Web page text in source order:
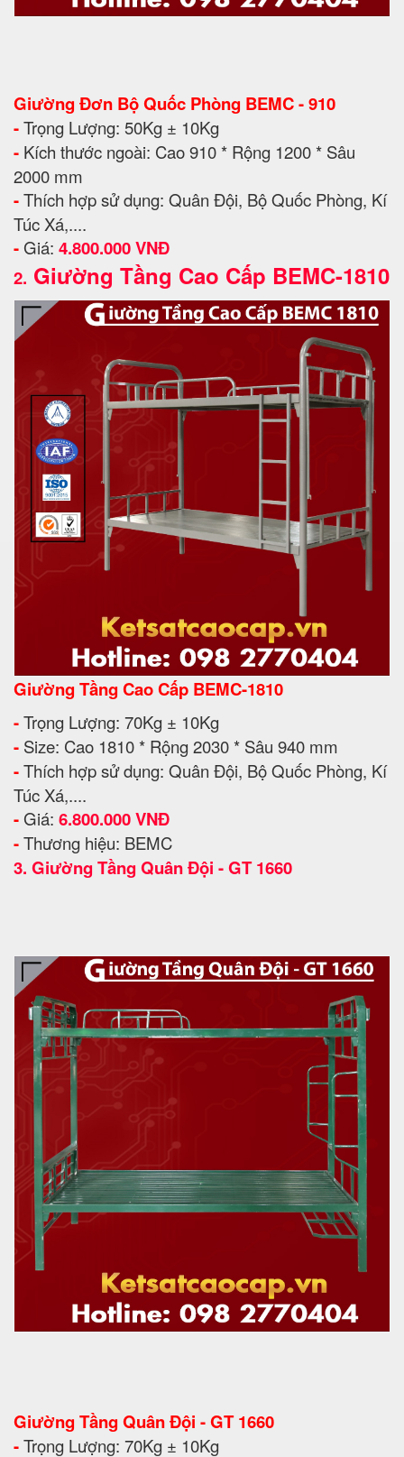
Giường Đơn Bộ Quốc Phòng BEMC - 910
-Trọng Lượng: 50Kg ± 10Kg
- Kích thước ngoài: Cao 910 * Rộng 1200 * Sâu
2000 mm
-Thích hợp sử dụng: Quân Đội, Bộ Quốc Phòng, Kí
Túc Xá,....
- Giá: 4.800.000 VNĐ
2. Giường Tầng Cao Cấp BEMC-1810
Giường Tầng Cao Cấp BEMC-1810
-Trọng Lượng: 70Kg ± 10Kg
- Size: Cao 1810 * Rộng 2030 * Sâu 940 mm
-Thích hợp sử dụng: Quân Đội, Bộ Quốc Phòng, Kí
Túc Xá,....
- Giá: 6.800.000 VNĐ
-Thương hiệu: BEMC
3. Giường Tầng Quân Đội - GT 1660
Giường Tầng Quân Đội - GT 1660
-Trọng Lượng: 70Kg ± 10Kg